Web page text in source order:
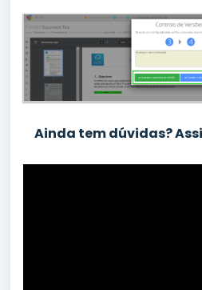
Ainda tem dúvidas?